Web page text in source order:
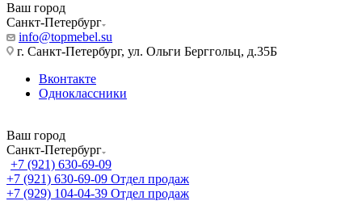
Ваш город
Санкт-Петербург
info@topmebel.su
г. Санкт-Петербург, ул. Ольги Берггольц, д.35Б
Вконтакте
Одноклассники
Ваш город
Санкт-Петербург
+7 (921) 630-69-09
+7 (921) 630-69-09 Отдел продаж
+7 (929) 104-04-39 Отдел продаж